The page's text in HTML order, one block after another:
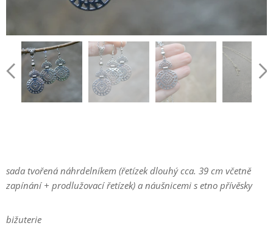
sada tvořená náhrdelníkem (řetízek dlouhý cca. 39 cm včetně
zapínání + prodlužovací řetízek) a náušnicemi s etno přívěsky
bižuterie